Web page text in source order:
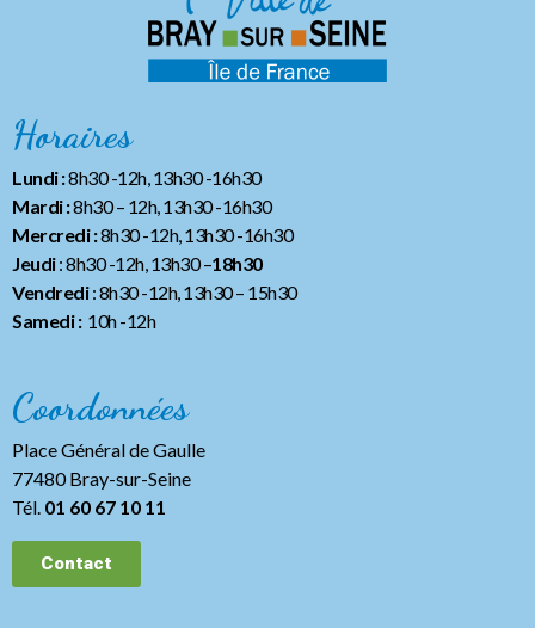
Horaires
Lundi :8h30 -12h, 13h30 -16h30
Mardi :8h30 – 12h, 13h30 -16h30
Mercredi :8h30 -12h, 13h30 -16h30
Jeudi: 8h30 -12h, 13h30 –18h30
Vendredi: 8h30 -12h, 13h30– 15h30
Samedi :10h -12h
Coordonnées
Place Général de Gaulle
77480 Bray-sur-Seine
Tél. 01 60 67 10 11
Contact